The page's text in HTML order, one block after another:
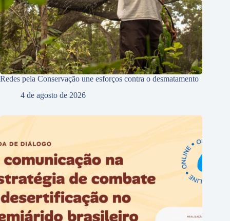
Redes pela Conservação une esforços contra o desmatamento
4 de agosto de 2026